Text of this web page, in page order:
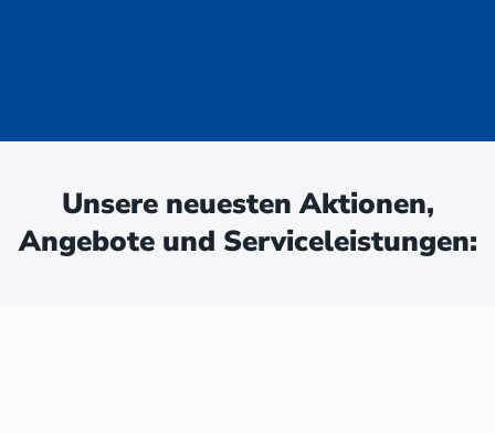
Unsere neuesten Aktionen,
Angebote und Serviceleistungen: